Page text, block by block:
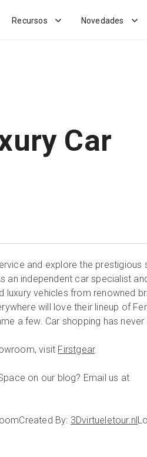
Recursos Novedades
Car
and explore the prestigious
an independent car specialist
luxury vehicles from renowned
will love their lineup of
a few. Car shopping has
visit Firstgear.
on our blog? Email us at
Created By: 3Dvirtueletour.nl